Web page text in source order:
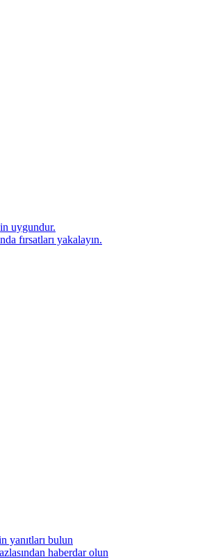
uygundur.
fırsatları yakalayın.
yanıtları bulun
haberdar olun